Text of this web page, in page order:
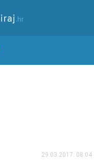
29.03.2017. 08:04